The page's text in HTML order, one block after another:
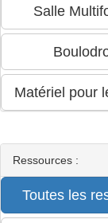
Ressources :